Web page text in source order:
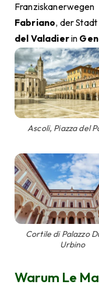
Fabriano, der
del Valadierin
Ascoli, Piazza del
Cortile di Palazzo
Urbino
Warum Le